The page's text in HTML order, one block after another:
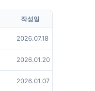
작성일
2026.07.18
2026.01.20
2026.01.07